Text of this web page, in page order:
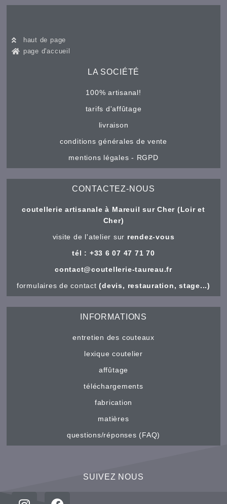
haut de page
page d'accueil
LA SOCIÉTÉ
100% artisanal!
tarifs d'affûtage
livraison
conditions générales de vente
mentions légales - RGPD
CONTACTEZ-NOUS
coutellerie artisanale à Mareuil sur Cher (Loir et
Cher)
visite de l'atelier sur rendez-vous
tél : +33 6 07 47 71 70
contact@coutellerie-taureau.fr
formulaires de contact(devis, restauration, stage...)
INFORMATIONS
entretien des couteaux
lexique coutelier
affûtage
téléchargements
fabrication
matières
questions/réponses (FAQ)
SUIVEZ NOUS